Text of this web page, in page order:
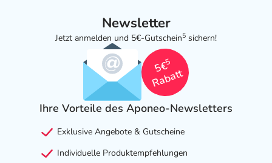
Newsletter
Jetzt anmelden und 5€-Gutschein5 sichern!
5€
5
Rabatt
Ihre Vorteile des Aponeo-Newsletters
Exklusive Angebote & Gutscheine
Individuelle Produktempfehlungen